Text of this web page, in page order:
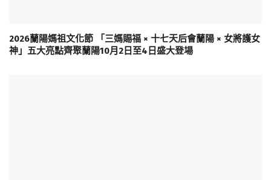
2026蘭陽媽祖文化節 「三媽賜福 × 十七天后會蘭陽 × 女將護女
神」五大亮點齊聚蘭陽10月2日至4日盛大登場